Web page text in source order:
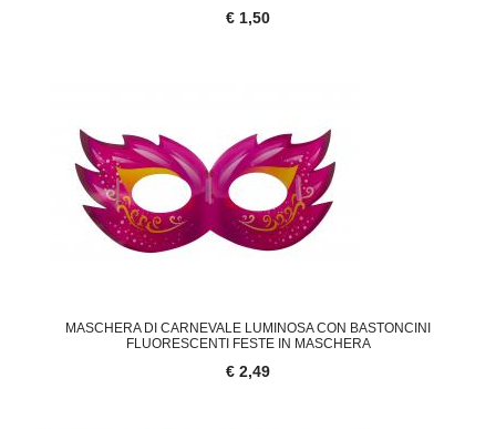
€ 1,50
MASCHERA DI CARNEVALE LUMINOSA CON BASTONCINI
FLUORESCENTI FESTE IN MASCHERA
€ 2,49